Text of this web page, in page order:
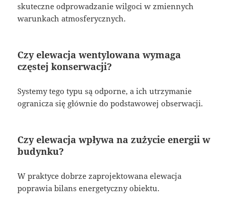
skuteczne odprowadzanie wilgoci w zmiennych
warunkach atmosferycznych.
Czy elewacja wentylowana wymaga
częstej konserwacji?
Systemy tego typu są odporne, a ich utrzymanie
ogranicza się głównie do podstawowej obserwacji.
Czy elewacja wpływa na zużycie energii w
budynku?
W praktyce dobrze zaprojektowana elewacja
poprawia bilans energetyczny obiektu.